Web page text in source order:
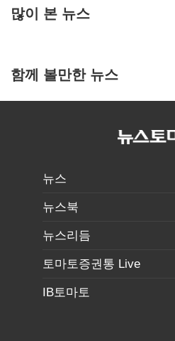
많이 본 뉴스
함께 볼만한 뉴스
뉴스
뉴스북
뉴스리듬
토마토증권통 Live
IB토마토